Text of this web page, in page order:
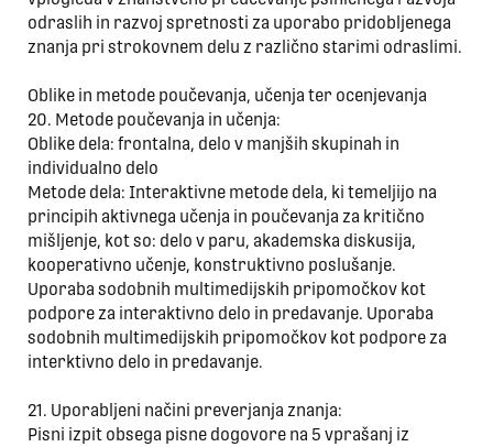
odraslih in razvoj spretnosti za uporabo pridobljenega
znanja pri strokovnem delu z različno starimi odraslimi.
Oblike in metode poučevanja, učenja ter ocenjevanja
20. Metode poučevanja in učenja:
Oblike dela: frontalna, delo v manjših skupinah in
individualno delo
Metode dela: Interaktivne metode dela, ki temeljijo na
principih aktivnega učenja in poučevanja za kritično
mišljenje, kot so: delo v paru, akademska diskusija,
kooperativno učenje, konstruktivno poslušanje.
Uporaba sodobnih multimedijskih pripomočkov kot
podpore za interaktivno delo in predavanje. Uporaba
sodobnih multimedijskih pripomočkov kot podpore za
interktivno delo in predavanje.
21. Uporabljeni načini preverjanja znanja:
Pisni izpit obsega pisne dogovore na 5 vprašanj iz